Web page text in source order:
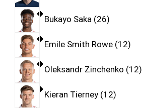
Bukayo Saka 26
Emile Smith Rowe 12
Oleksandr Zinchenko 12
Kieran Tierney 12